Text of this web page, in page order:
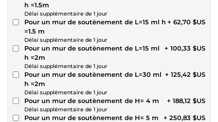
h =1.5m
Délai supplémentaire de 1 jour
Pour un mur de soutènement de L=15 ml h
=1.5 m
Délai supplémentaire de 1 jour
+ 62,70 $US
Pour un mur de soutènement de L=15 ml
h =2m
Délai supplémentaire de 1 jour
+ 100,33 $US
Pour un mur de soutènement de L=30 ml
h =2m
Délai supplémentaire de 1 jour
+ 125,42 $US
Pour un mur de soutènement de H= 4 m
Délai supplémentaire de 1 jour
+ 188,12 $US
Pour un mur de soutènement de H= 5 m + 250,83 $US